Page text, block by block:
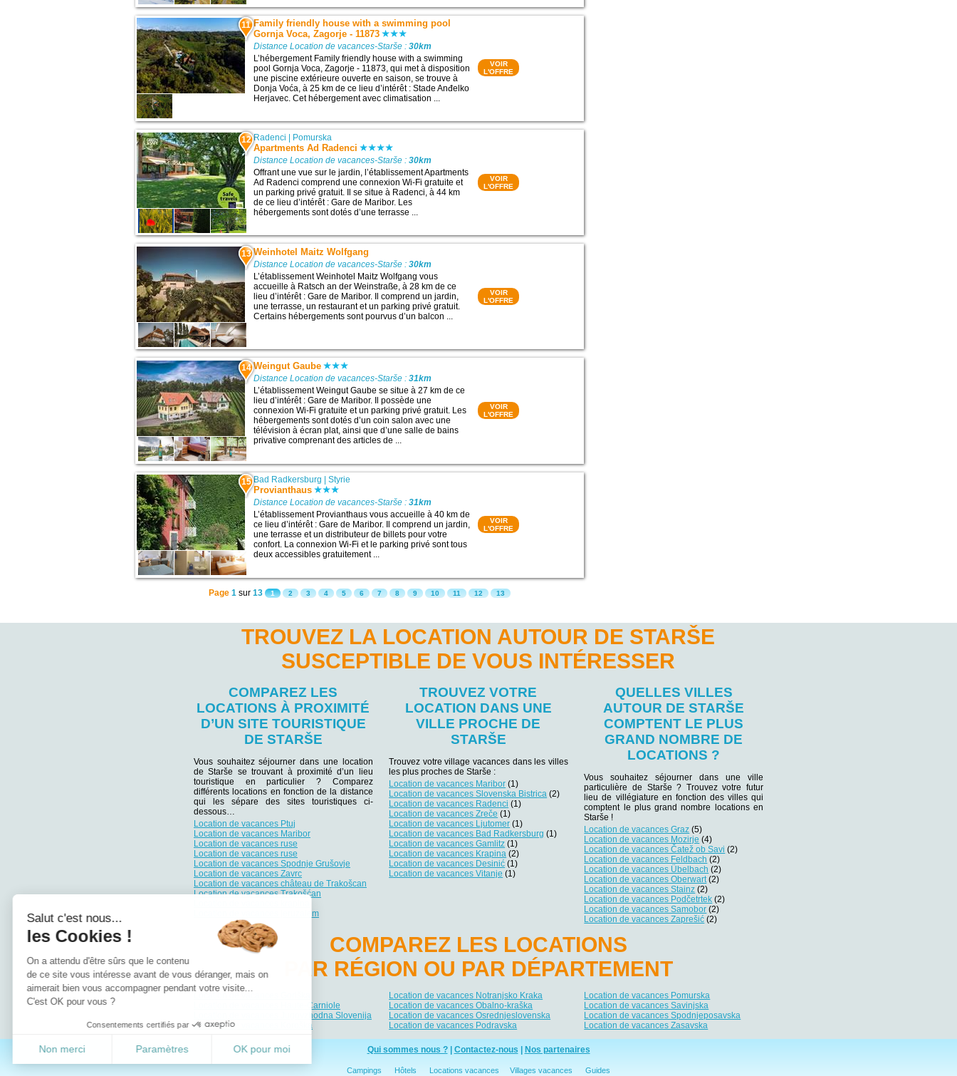
11 Family friendly house with a swimming pool
Gornja Voca, Zagorje - 11873
Distance Location de vacances-Starše :30km
L’hébergement Family friendly house with a swimming
pool Gornja Voca, Zagorje - 11873, qui met à disposition
une piscine extérieure ouverte en saison, se trouve à
Donja Voća, à 25 km de ce lieu d’intérêt : Stade Anđelko
Herjavec. Cet hébergement avec climatisation ...
VOIR
L'OFFRE
12 Radenci | Pomurska
Apartments Ad Radenci
Distance Location de vacances-Starše :30km
Offrant une vue sur le jardin, l’établissement Apartments
Ad Radenci comprend une connexion Wi-Fi gratuite et
un parking privé gratuit. Il se situe à Radenci, à 44 km
de ce lieu d’intérêt : Gare de Maribor. Les
hébergements sont dotés d’une terrasse ...
VOIR
L'OFFRE
13 Weinhotel Maitz Wolfgang
Distance Location de vacances-Starše :30km
L’établissement Weinhotel Maitz Wolfgang vous
accueille à Ratsch an der Weinstraße, à 28 km de ce
lieu d’intérêt : Gare de Maribor. Il comprend un jardin,
une terrasse, un restaurant et un parking privé gratuit.
Certains hébergements sont pourvus d’un balcon ...
VOIR
L'OFFRE
14 Weingut Gaube
Distance Location de vacances-Starše :31km
L’établissement Weingut Gaube se situe à 27 km de ce
lieu d’intérêt : Gare de Maribor. Il possède une
connexion Wi-Fi gratuite et un parking privé gratuit. Les
hébergements sont dotés d’un coin salon avec une
télévision à écran plat, ainsi que d’une salle de bains
privative comprenant des articles de ...
VOIR
L'OFFRE
15 Bad Radkersburg |Styrie
Provianthaus
Distance Location de vacances-Starše :31km
L’établissement Provianthaus vous accueille à 40 km de
ce lieu d’intérêt : Gare de Maribor. Il comprend un jardin,
une terrasse et un distributeur de billets pour votre
confort. La connexion Wi-Fi et le parking privé sont tous
deux accessibles gratuitement ...
VOIR
L'OFFRE
Page 1 sur 13 1 2 3 4 5 6 7 8 9 10 11 12 13
TROUVEZ LA LOCATION AUTOUR DE STARŠE
SUSCEPTIBLE DE VOUS INTÉRESSER
COMPAREZ LES
LOCATIONS À PROXIMITÉ
D’UN SITE TOURISTIQUE
DE STARŠE
Vous souhaitez séjourner dans une location
de Starše se trouvant à proximité d’un lieu
touristique en particulier ? Comparez
différents locations en fonction de la distance
qui les sépare des sites touristiques ci-
dessous…
Location de vacances Ptuj
Location de vacances Maribor
Location de vacances ruse
Location de vacances ruse
Location de vacances Spodnje Grušovje
Location de vacances Zavrc
Location de vacances château de Trakošcan
Location de vacances Trakošćan
Location de vacances jeruzalem
TROUVEZ VOTRE
LOCATION DANS UNE
VILLE PROCHE DE
STARŠE
Trouvez votre village vacances dans les villes
les plus proches de Starše :
Location de vacances Maribor (1)
Location de vacances Slovenska Bistrica (2)
Location de vacances Radenci (1)
Location de vacances Zreče (1)
Location de vacances Ljutomer (1)
Location de vacances Bad Radkersburg (1)
Location de vacances Gamlitz (1)
Location de vacances Krapina (2)
Location de vacances Desinić (1)
Location de vacances Vitanje (1)
QUELLES VILLES
AUTOUR DE STARŠE
COMPTENT LE PLUS
GRAND NOMBRE DE
LOCATIONS ?
Vous souhaitez séjourner dans une ville
particulière de Starše ? Trouvez votre futur
lieu de villégiature en fonction des villes qui
comptent le plus grand nombre locations en
Starše !
Location de vacances Graz (5)
Location de vacances Mozirje (4)
Location de vacances Čatež ob Savi (2)
Location de vacances Feldbach (2)
Location de vacances Übelbach (2)
Location de vacances Oberwart (2)
Location de vacances Stainz (2)
Location de vacances Podčetrtek (2)
Location de vacances Samobor (2)
Location de vacances Zaprešić (2)
COMPAREZ LES LOCATIONS
PAR RÉGION OU PAR DÉPARTEMENT
Location de vacances Haute-Carniole
Location de vacances Jugovzhodna Slovenija
Location de vacances Koroška
Location de vacances Notranjsko Kraka
Location de vacances Obalno-kraška
Location de vacances Osrednjeslovenska
Location de vacances Podravska
Location de vacances Pomurska
Location de vacances Savinjska
Location de vacances Spodnjeposavska
Location de vacances Zasavska
Qui sommes nous ?| Contactez-nous | Nos partenaires
Campings Hôtels Locations vacances Villages vacances Guides
Salut c'est nous...
les Cookies !
On a attendu d'être sûrs que le contenu
de ce site vous intéresse avant de vous déranger, mais on
aimerait bien vous accompagner pendant votre visite...
C'est OK pour vous ?
Consentements certifiés par
Non merci Paramètres OK pour moi